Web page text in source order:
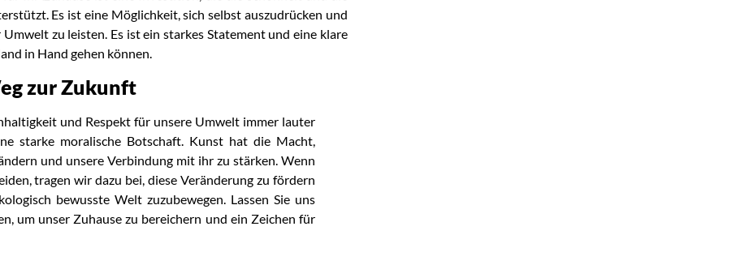
Es ist eine Möglichkeit, sich selbst auszudrücken und
zu leisten. Es ist ein starkes Statement und eine klare
in Hand gehen können.
zur Zukunft
und Respekt für unsere Umwelt immer lauter
starke moralische Botschaft. Kunst hat die Macht,
und unsere Verbindung mit ihr zu stärken. Wenn
tragen wir dazu bei, diese Veränderung zu fördern
bewusste Welt zuzubewegen. Lassen Sie uns
um unser Zuhause zu bereichern und ein Zeichen für